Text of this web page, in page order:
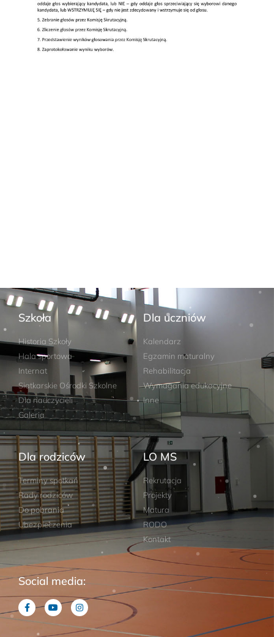
Szkoła
Historia Szkoły
Hala sportowa
Internat
Siatkarskie Ośrodki Szkolne
Dla nauczycieli
Galeria
Dla uczniów
Kalendarz
Egzamin maturalny
Rehabilitacja
Wymagania edukacyjne
Inne
Dla rodziców
Terminy spotkań
Rady rodziców
Do pobrania
Ubezpieczenia
LO MS
Rekrutacja
Projekty
Matura
RODO
Kontakt
Social media: